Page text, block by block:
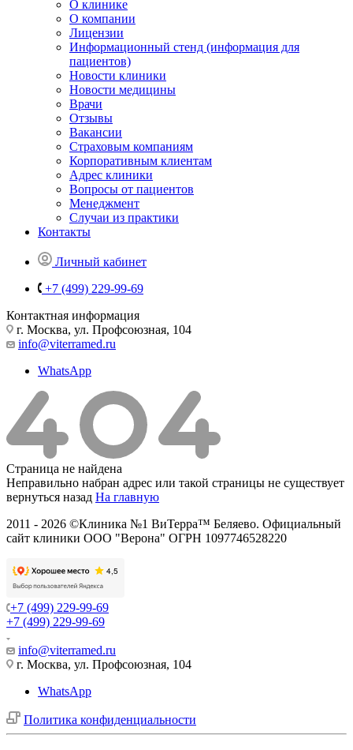
О клинике
О компании
Лицензии
Информационный стенд (информация для
пациентов)
Новости клиники
Новости медицины
Врачи
Отзывы
Вакансии
Страховым компаниям
Корпоративным клиентам
Адрес клиники
Вопросы от пациентов
Менеджмент
Случаи из практики
Контакты
Личный кабинет
+7 (499) 229-99-69
Контактная информация
г. Москва, ул. Профсоюзная, 104
info@viterramed.ru
WhatsApp
Страница не найдена
Неправильно набран адрес или такой страницы не существует
вернуться назад На главную
2011 - 2026 ©Клиника №1 ВиТерра™ Беляево. Официальный
сайт клиники ООО "Верона" ОГРН 1097746528220
+7 (499) 229-99-69
+7 (499) 229-99-69
info@viterramed.ru
г. Москва, ул. Профсоюзная, 104
WhatsApp
Политика конфиденциальности